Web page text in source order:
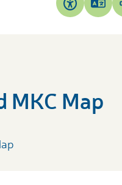
MKC Map